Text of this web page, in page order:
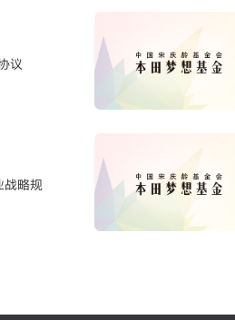
议
略规